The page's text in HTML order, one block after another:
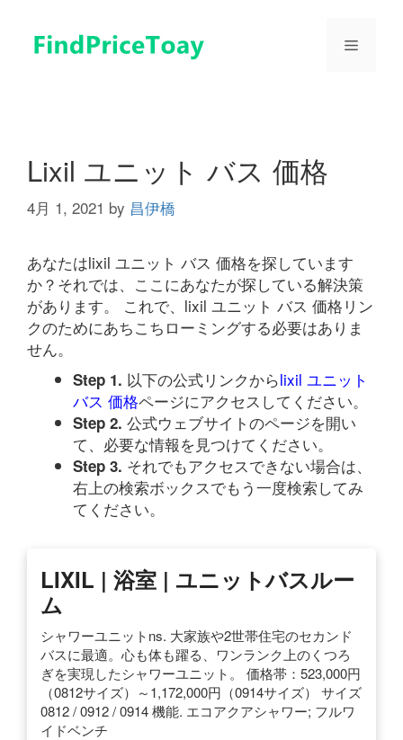
メ
Lixil ユニット バス 価格
4月 1, 2021 by 昌伊橋
あなたはlixil ユニット バス 価格を探しています
か？それでは、ここにあなたが探している解決策
があります。 これで、lixil ユニット バス 価格リン
クのためにあちこちローミングする必要はありま
せん。
Step 1. 以下の公式リンクからlixil ユニット
バス 価格ページにアクセスしてください。
Step 2. 公式ウェブサイトのページを開い
て、必要な情報を見つけてください。
Step 3. それでもアクセスできない場合は、
右上の検索ボックスでもう一度検索してみ
てください。
LIXIL | 浴室 | ユニットバスルー
ム
シャワーユニットns. 大家族や2世帯住宅のセカンド
バスに最適。心も体も躍る、ワンランク上のくつろ
ぎを実現したシャワーユニット。 価格帯：523,000円
（0812サイズ）～1,172,000円（0914サイズ） サイズ
0812 / 0912 / 0914 機能. エコアクアシャワー; フルワ
イドベンチ